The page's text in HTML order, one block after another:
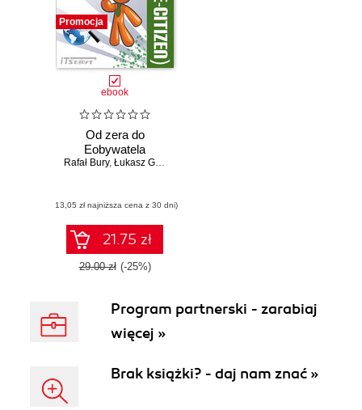
Promocja
ebook
Od zera do
Eobywatela
Rafał Bury, Łukasz Galos
(13,05 zł najniższa cena z 30 dni)
21.75 zł
29.00 zł (-25%)
Program partnerski - zarabiaj
więcej »
Brak książki? - daj nam znać »